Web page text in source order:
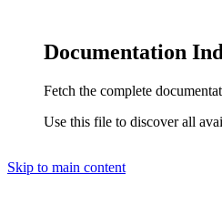
Documentation
Fetch the complete
Use this file to discover all
Skip to main content